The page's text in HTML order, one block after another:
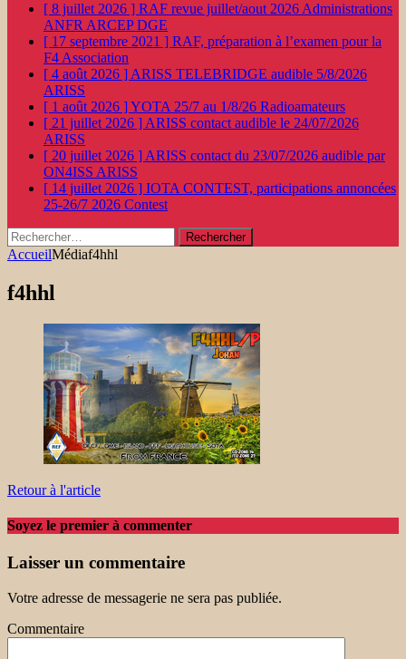
[ 8 juillet 2026 ] RAF revue juillet/aout 2026 Administrations
ANFR ARCEP DGE
[ 17 septembre 2021 ] RAF, préparation à l’examen pour la
F4 Association
[ 4 août 2026 ] ARISS TELEBRIDGE audible 5/8/2026
ARISS
[ 1 août 2026 ]YOTA 25/7 au 1/8/26 Radioamateurs
[ 21 juillet 2026 ] ARISS contact audible le 24/07/2026
ARISS
[ 20 juillet 2026 ] ARISS contact du 23/07/2026 audible par
ON4ISS ARISS
[ 14 juillet 2026 ] IOTA CONTEST, participations annoncées
25-26/7 2026 Contest
Rechercher :
AccueilMédiaf4hhl
f4hhl
Retour à l'article
Soyez le premier à commenter
Laisser un commentaire
Votre adresse de messagerie ne sera pas publiée.
Commentaire